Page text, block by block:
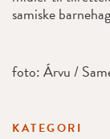
samiske
foto: Árvu /
KATEGORI